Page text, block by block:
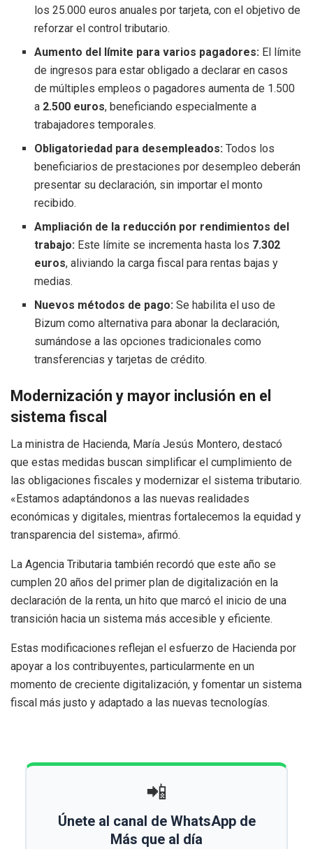
los 25.000 euros anuales por tarjeta, con el objetivo de
reforzar el control tributario.
Aumento del límite para varios pagadores: El límite
de ingresos para estar obligado a declarar en casos
de múltiples empleos o pagadores aumenta de 1.500
a 2.500 euros, beneficiando especialmente a
trabajadores temporales.
Obligatoriedad para desempleados: Todos los
beneficiarios de prestaciones por desempleo deberán
presentar su declaración, sin importar el monto
recibido.
Ampliación de la reducción por rendimientos del
trabajo: Este límite se incrementa hasta los 7.302
euros, aliviando la carga fiscal para rentas bajas y
medias.
Nuevos métodos de pago: Se habilita el uso de
Bizum como alternativa para abonar la declaración,
sumándose a las opciones tradicionales como
transferencias y tarjetas de crédito.
Modernización y mayor inclusión en el
sistema fiscal
La ministra de Hacienda, María Jesús Montero, destacó
que estas medidas buscan simplificar el cumplimiento de
las obligaciones fiscales y modernizar el sistema tributario.
«Estamos adaptándonos a las nuevas realidades
económicas y digitales, mientras fortalecemos la equidad y
transparencia del sistema», afirmó.
La Agencia Tributaria también recordó que este año se
cumplen 20 años del primer plan de digitalización en la
declaración de la renta, un hito que marcó el inicio de una
transición hacia un sistema más accesible y eficiente.
Estas modificaciones reflejan el esfuerzo de Hacienda por
apoyar a los contribuyentes, particularmente en un
momento de creciente digitalización, y fomentar un sistema
fiscal más justo y adaptado a las nuevas tecnologías.
📲
Únete al canal de WhatsApp de
Más que al día